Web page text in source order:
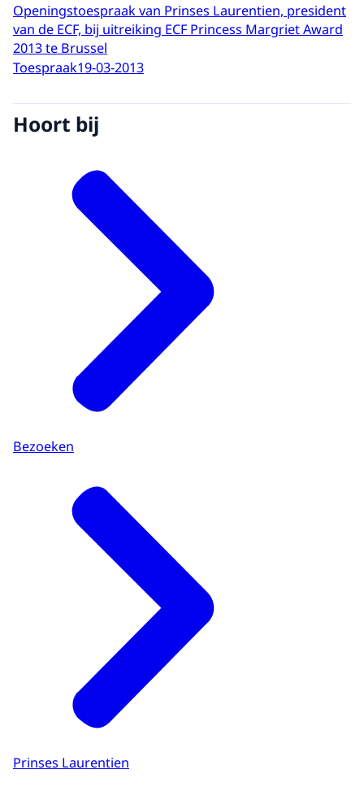
Openingstoespraak van Prinses Laurentien, president
van de ECF, bij uitreiking ECF Princess Margriet Award
2013 te Brussel
Toespraak19-03-2013
Hoort bij
Bezoeken
Prinses Laurentien